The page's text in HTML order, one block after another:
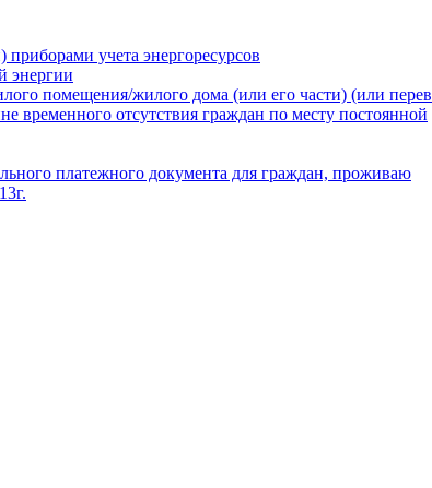
учета энергоресурсов
энергии
помещения/жилого дома (или его части) (или перев
временного отсутствия граждан по месту постоянной
платежного документа для граждан, проживаю